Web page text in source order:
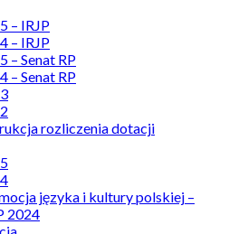
– IRJP
– IRJP
– Senat RP
– Senat RP
rozliczenia dotacji
języka i kultury polskiej –
2024